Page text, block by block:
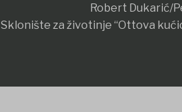
Robert Dukarić/
Sklonište za životinje “Ottova